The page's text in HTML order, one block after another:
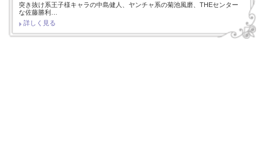
突き抜け系王子様キャラの中島健人、ヤンチャ系の菊池風磨、THEセンター
な佐藤勝利…
詳しく見る